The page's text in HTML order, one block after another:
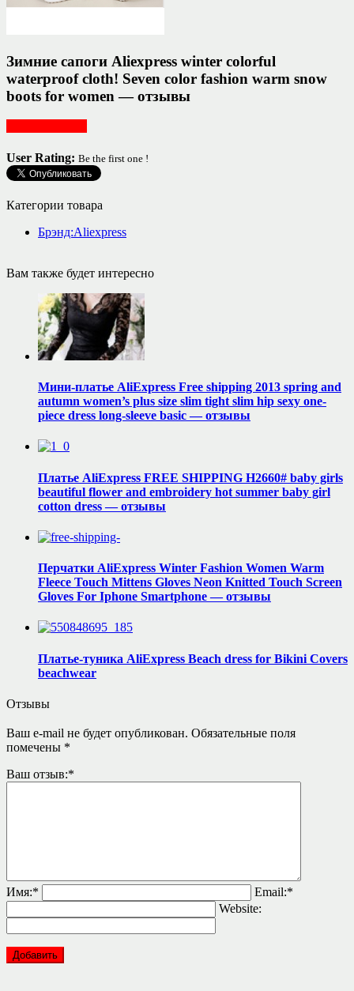
Зимние сапоги Aliexpress winter colorful
waterproof cloth! Seven color fashion warm snow
boots for women — отзывы
User Rating: Be the first one !
Категории товара
Брэнд:Aliexpress
Вам также будет интересно
Мини-платье AliExpress Free shipping 2013 spring and
autumn women’s plus size slim tight slim hip sexy one-
piece dress long-sleeve basic — отзывы
Платье AliExpress FREE SHIPPING H2660# baby girls
beautiful flower and embroidery hot summer baby girl
cotton dress — отзывы
Перчатки AliExpress Winter Fashion Women Warm
Fleece Touch Mittens Gloves Neon Knitted Touch Screen
Gloves For Iphone Smartphone — отзывы
Платье-туника AliExpress Beach dress for Bikini Covers
beachwear
Отзывы
Ваш e-mail не будет опубликован. Обязательные поля
помечены *
Ваш отзыв:*
Имя:* Email:*
Website: